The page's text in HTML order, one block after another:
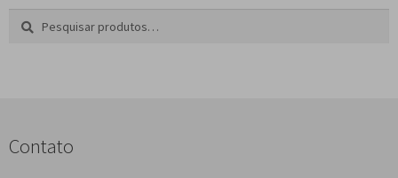
Pesquisar
a
Contato